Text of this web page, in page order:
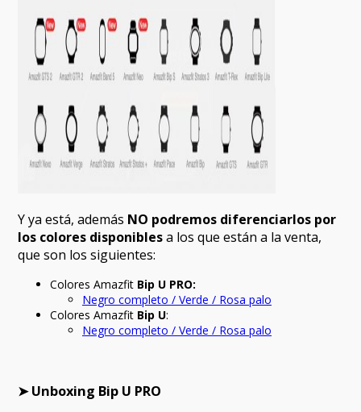
Y ya está, además NO podremos diferenciarlos por
los colores disponiblesa los que están a la venta,
que son los siguientes:
Colores Amazfit Bip U PRO:
Negro completo / Verde / Rosa palo
Colores Amazfit Bip U:
Negro completo / Verde / Rosa palo
➤ Unboxing Bip U PRO